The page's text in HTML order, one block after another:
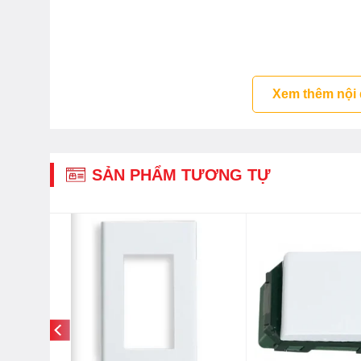
Xem thêm nội
SẢN PHẨM TƯƠNG TỰ